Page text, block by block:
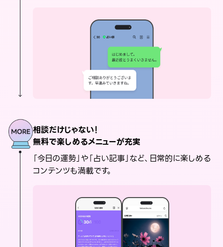
相談だけじゃない！
無料で楽しめるメニューが充実
「今日の運勢」や「占い記事」など、日常的に楽しめる
コンテンツも満載です。